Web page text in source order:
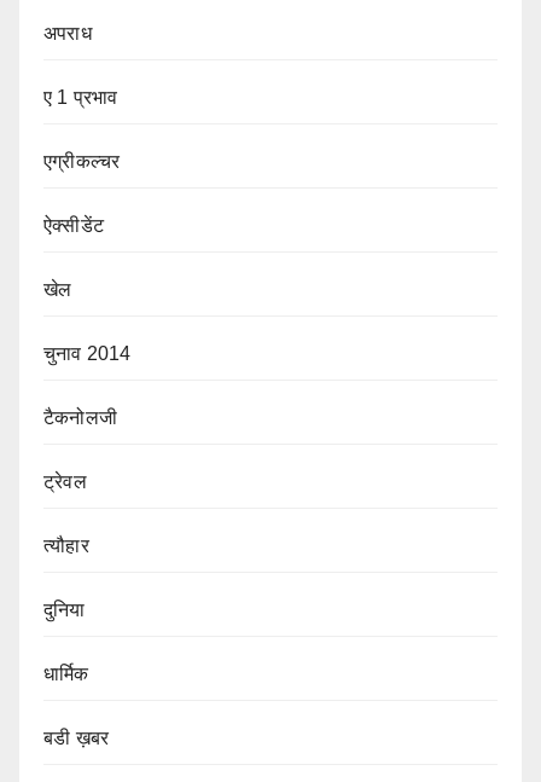
अपराध
ए 1 प्रभाव
एग्रीकल्चर
ऐक्सीडेंट
खेल
चुनाव 2014
टैकनोलजी
ट्रेवल
त्यौहार
दुनिया
धार्मिक
बडी ख़बर